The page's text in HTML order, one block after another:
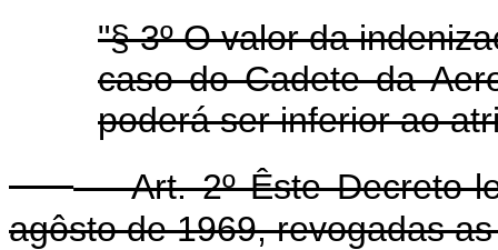
"§ 3º O valor da
caso do Cadete da
poderá ser inferior ao
Art. 2º Êste Decreto-
agôsto de 1969, revogadas